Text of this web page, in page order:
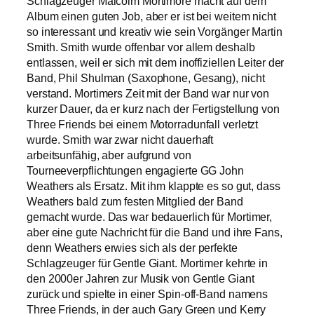
Album einen guten Job, aber er ist bei weitem nicht
so interessant und kreativ wie sein Vorgänger Martin
Smith. Smith wurde offenbar vor allem deshalb
entlassen, weil er sich mit dem inoffiziellen Leiter der
Band, Phil Shulman (Saxophone, Gesang), nicht
verstand. Mortimers Zeit mit der Band war nur von
kurzer Dauer, da er kurz nach der Fertigstellung von
Three Friends bei einem Motorradunfall verletzt
wurde. Smith war zwar nicht dauerhaft
arbeitsunfähig, aber aufgrund von
Tourneeverpflichtungen engagierte GG John
Weathers als Ersatz. Mit ihm klappte es so gut, dass
Weathers bald zum festen Mitglied der Band
gemacht wurde. Das war bedauerlich für Mortimer,
aber eine gute Nachricht für die Band und ihre Fans,
denn Weathers erwies sich als der perfekte
Schlagzeuger für Gentle Giant. Mortimer kehrte in
den 2000er Jahren zur Musik von Gentle Giant
zurück und spielte in einer Spin-off-Band namens
Three Friends, in der auch Gary Green und Kerry